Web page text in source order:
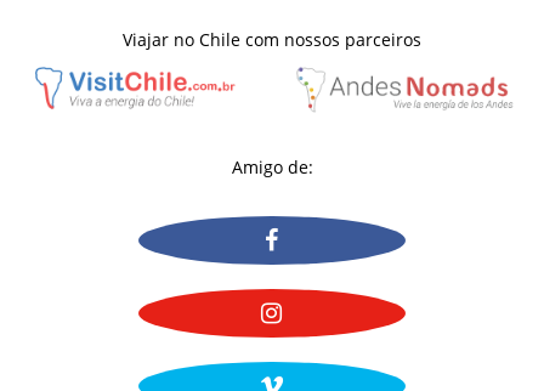
Viajar no Chile com nossos parceiros
Amigo de: